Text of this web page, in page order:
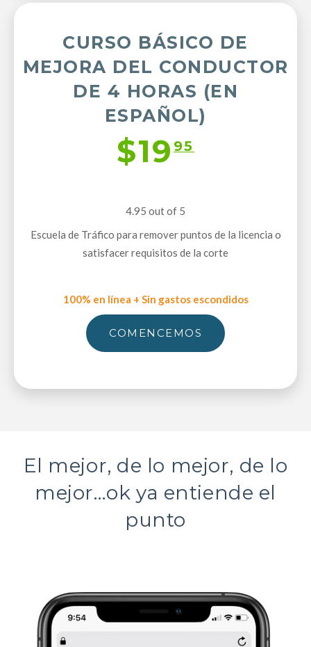
CURSO BÁSICO DE
MEJORA DEL CONDUCTOR
DE 4 HORAS (EN
ESPAÑOL)
$1995
4.95 out of 5
Escuela de Tráfico para remover puntos de la licencia o
satisfacer requisitos de la corte
100% en línea + Sin gastos escondidos
COMENCEMOS
El mejor, de lo mejor, de lo
mejor…ok ya entiende el
punto